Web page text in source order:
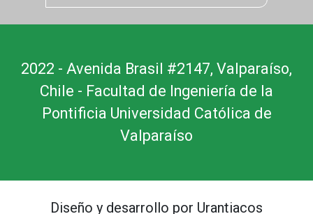
2022 - Avenida Brasil #2147, Valparaíso,
Chile - Facultad de Ingeniería de la
Pontificia Universidad Católica de
Valparaíso
Diseño y desarrollo por Urantiacos